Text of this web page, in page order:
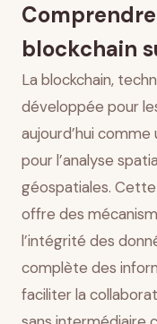
données
Facilitation de la
acteurs multiples
Traçabilité et
géospatiales
Défis
Conclusion
blockchain
La blockchain,
développée pour
aujourd’hui
pour l’analyse
géospatiales.
offre des
l’intégrité des
complète des
faciliter la